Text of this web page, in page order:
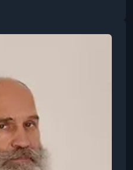
решать эти
понимать, какие
достаточно
правильных услов